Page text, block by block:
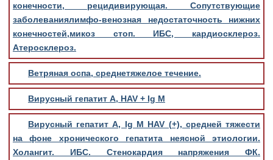
конечности, рецидивирующая. Сопутствующие
заболеваниялимфо-венозная недостаточность нижних
конечностей,микоз стоп. ИБС, кардиосклероз.
Атеросклероз.
Ветряная оспа, среднетяжелое течение.
Вирусный гепатит А, HAV + Ig M
Вирусный гепатит А, Ig M HAV (+), средней тяжести
на фоне хронического гепатита неясной этиологии.
Холангит. ИБС. Стенокардия напряжения ФК.